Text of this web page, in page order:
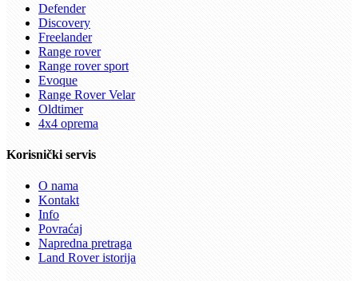
Defender
Discovery
Freelander
Range rover
Range rover sport
Evoque
Range Rover Velar
Oldtimer
4x4 oprema
Korisnički servis
O nama
Kontakt
Info
Povraćaj
Napredna pretraga
Land Rover istorija